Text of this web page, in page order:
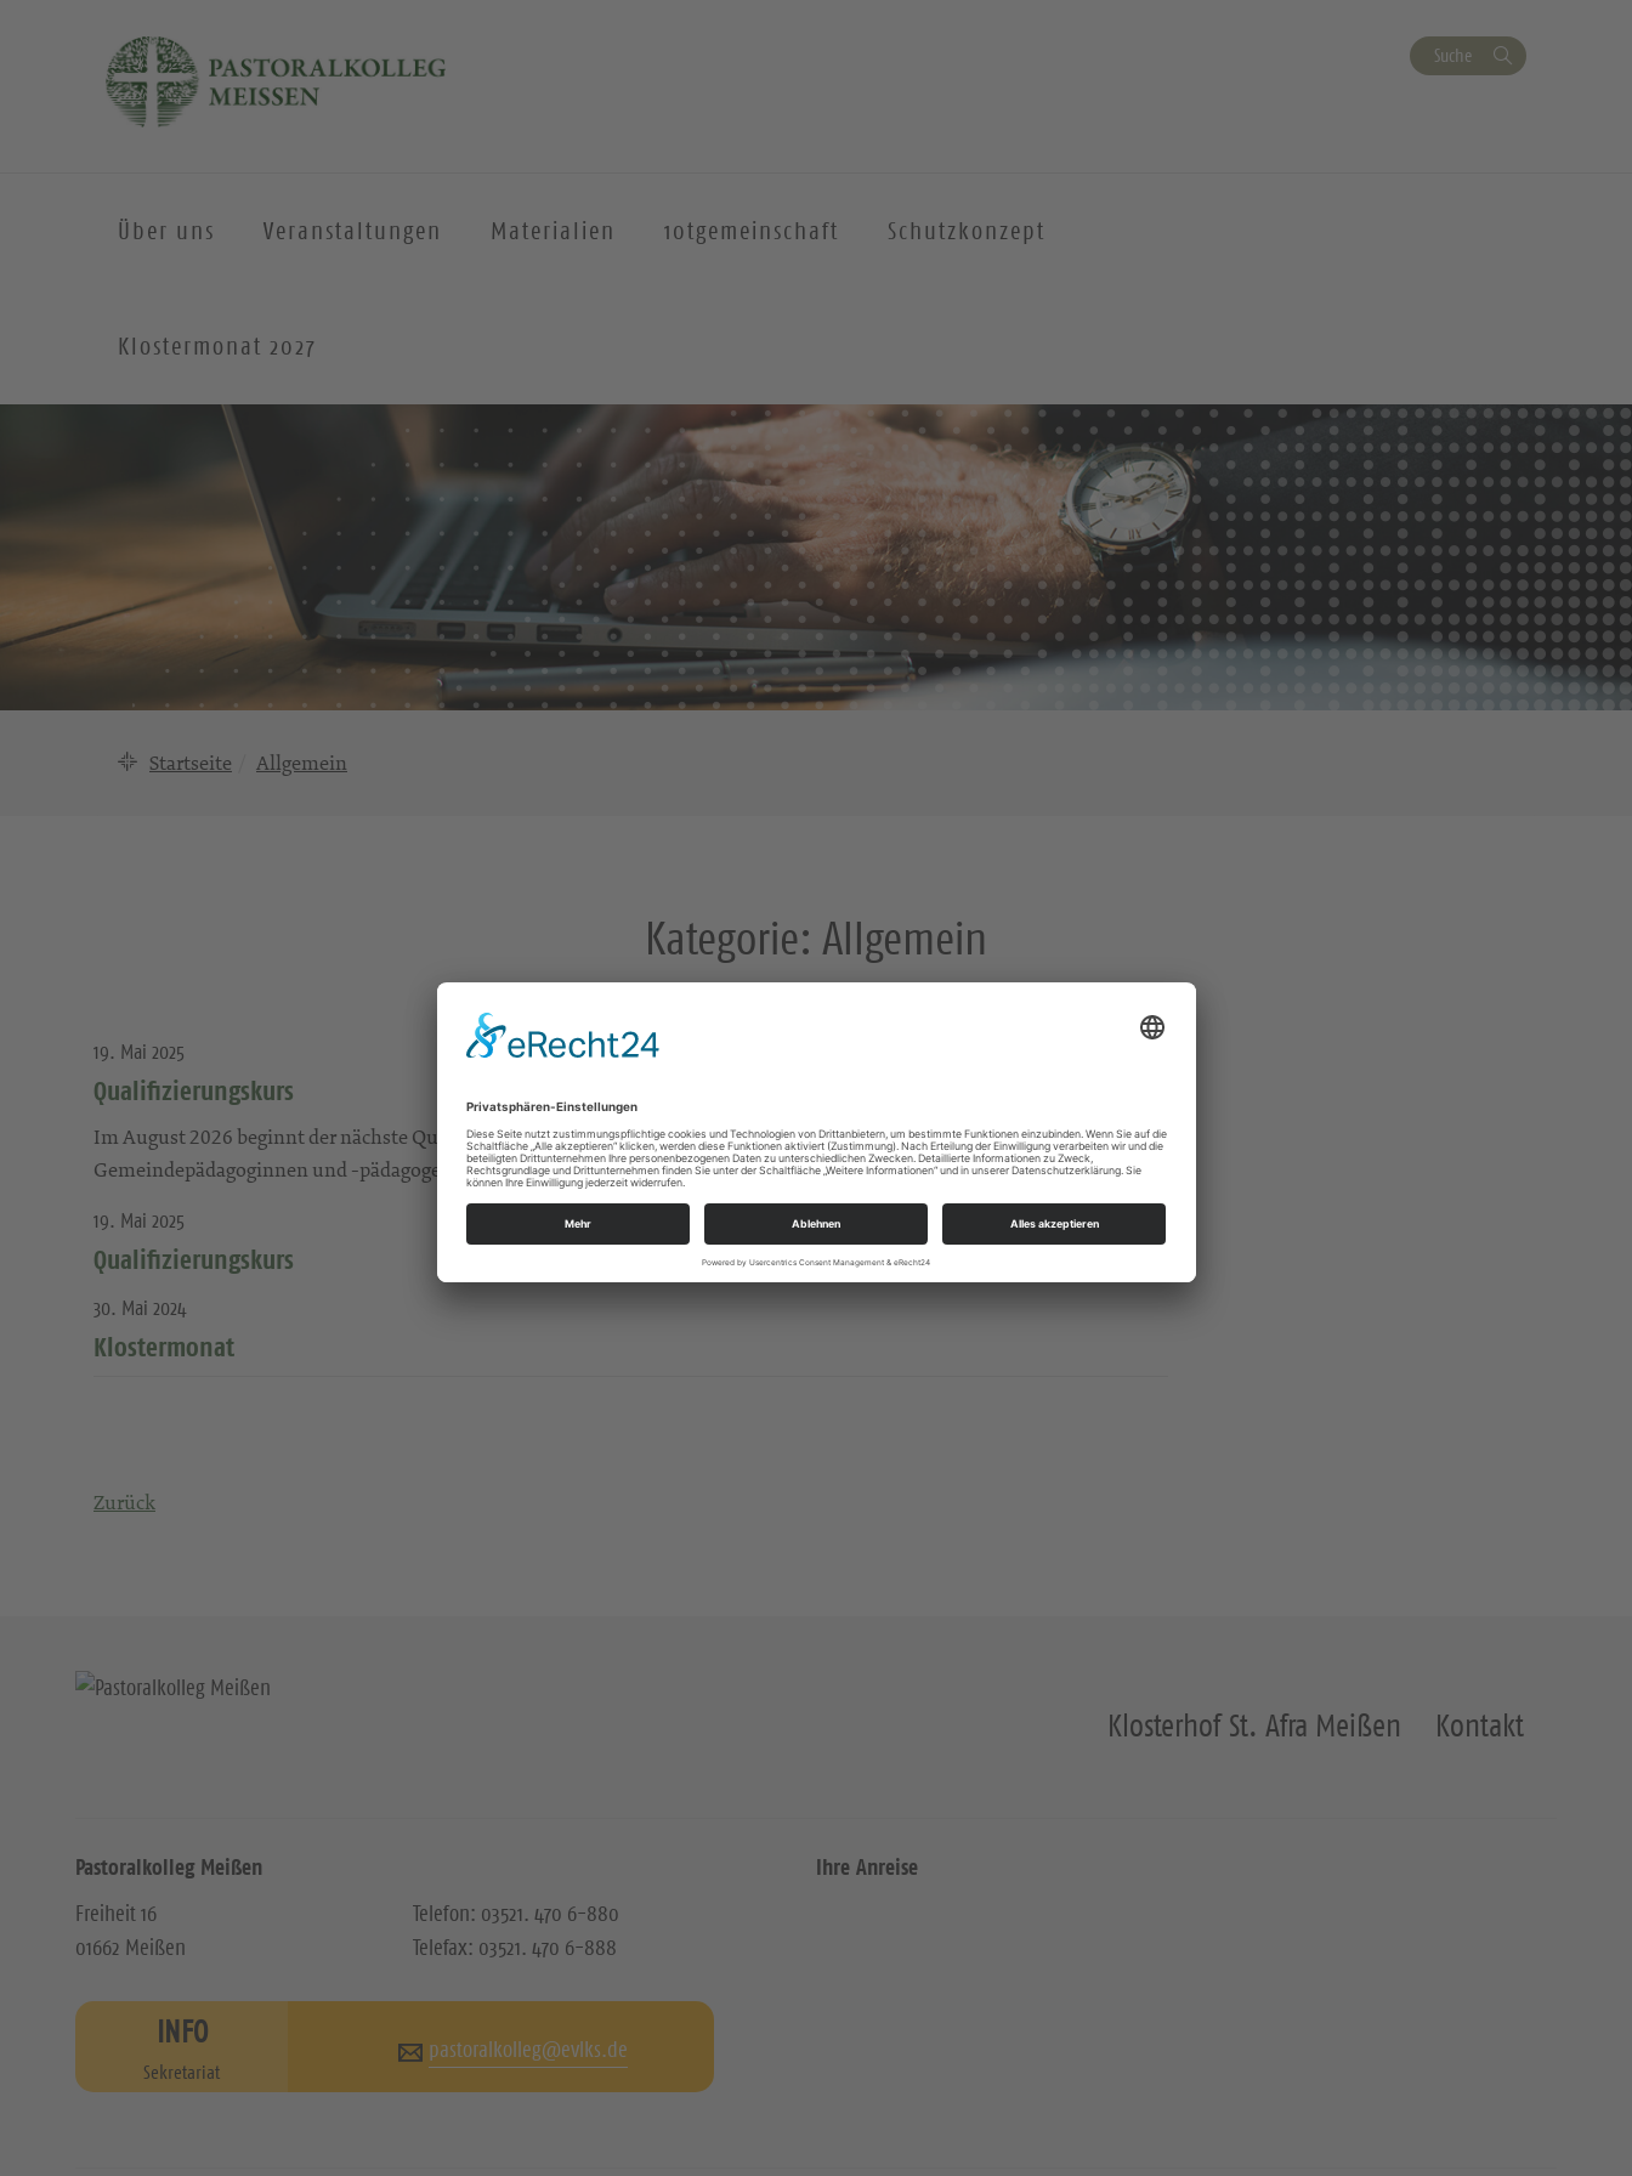
Suche
Über uns Veranstaltungen Materialien 10tgemeinschaft Schutzkonzept
Klostermonat 2027
Startseite Allgemein
Kategorie: Allgemein
19. Mai 2025
Qualifizierungskurs
Im August 2026 beginnt der nächste Qualifizierungskurs zum Prädikantendienstfür Religions- und
Gemeindepädagoginnen und -pädagogen. Als Prädikantin undPrädikant gestalten Sie ehrenamtlich […]
19. Mai 2025
Qualifizierungskurs
30. Mai 2024
Klostermonat
Zurück
Klosterhof St. Afra Meißen Kontakt
Pastoralkolleg Meißen
Freiheit 16
01662 Meißen
Telefon: 03521. 470 6-880
Telefax: 03521. 470 6-888
INFO
Sekretariat
pastoralkolleg@evlks.de
Ihre Anreise